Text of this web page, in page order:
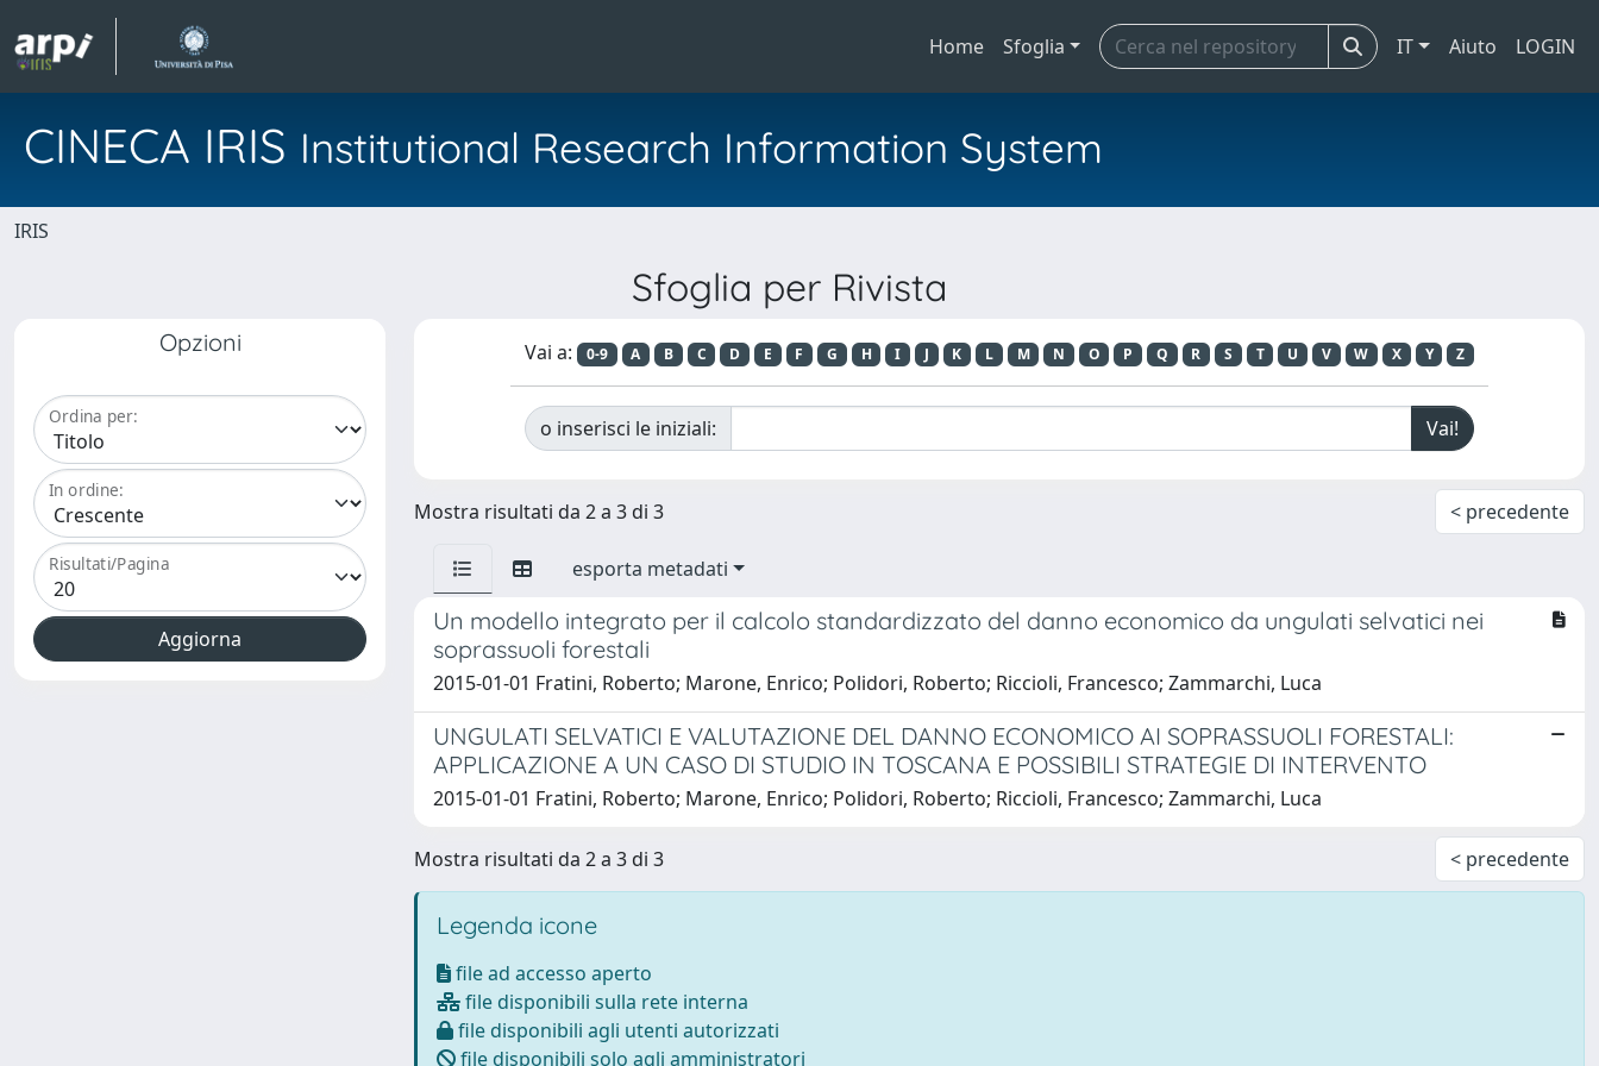
Home Sfoglia IT Aiuto LOGIN
CINECA IRIS Institutional Research Information System
IRIS
Sfoglia per Rivista
Opzioni
Ordina per:
In ordine:
Risultati/Pagina
Vai a: 0-9 A B C D E F G H I J K L M N O P Q R S T U V W X Y Z
o inserisci le iniziali:
Mostra risultati da 2 a 3 di 3 < precedente
esporta metadati
Un modello integrato per il calcolo standardizzato del danno economico da ungulati selvatici nei
soprassuoli forestali
2015-01-01 Fratini, Roberto; Marone, Enrico; Polidori, Roberto; Riccioli, Francesco; Zammarchi, Luca
UNGULATI SELVATICI E VALUTAZIONE DEL DANNO ECONOMICO AI SOPRASSUOLI FORESTALI:
APPLICAZIONE A UN CASO DI STUDIO IN TOSCANA E POSSIBILI STRATEGIE DI INTERVENTO
2015-01-01 Fratini, Roberto; Marone, Enrico; Polidori, Roberto; Riccioli, Francesco; Zammarchi, Luca
Mostra risultati da 2 a 3 di 3 < precedente
Legenda icone
file ad accesso aperto
file disponibili sulla rete interna
file disponibili agli utenti autorizzati
file disponibili solo agli amministratori